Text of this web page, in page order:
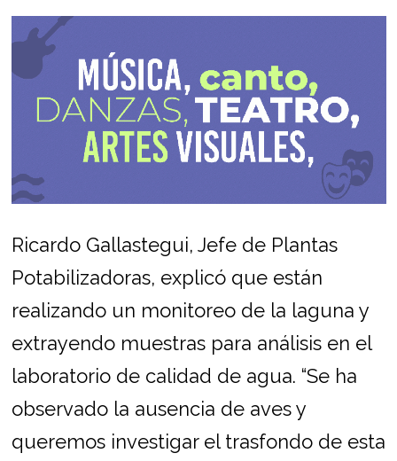
Ricardo Gallastegui, Jefe de Plantas
Potabilizadoras, explicó que están
realizando un monitoreo de la laguna y
extrayendo muestras para análisis en el
laboratorio de calidad de agua. “Se ha
observado la ausencia de aves y
queremos investigar el trasfondo de esta